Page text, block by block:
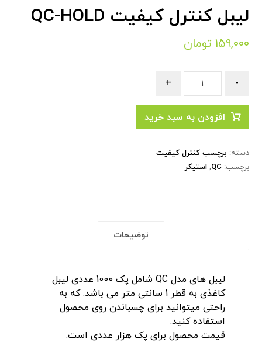
لیبل کنترل کیفیت QC-HOLD
۱۵۹,۰۰۰ تومان
-
+
افزودن به سبد خرید
دسته: برچسب کنترل کیفیت
برچسب:QC
,استیکر
توضیحات
لیبل های مدل QC شامل پک 1000 عددی لیبل
کاغذی به قطر 1 سانتی متر می باشد. که به
راحتی میتوانید برای چسباندن روی محصول
استفاده کنید.
قیمت محصول برای پک هزار عددی است.